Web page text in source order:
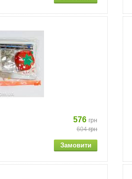
576 грн
604грн